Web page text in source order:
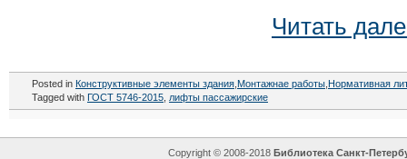
Читать
Posted in Конструктивные элементы здания Монтажнае работы Нормативная
Tagged with ГОСТ 5746-2015 лифты пассажирские
Copyright © 2008-2018 Библиотека Санкт-